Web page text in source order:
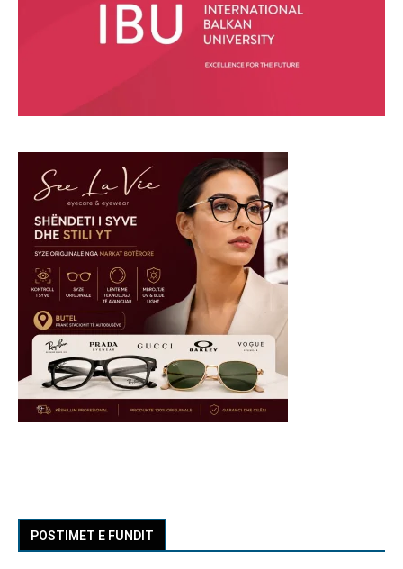
POSTIMET E FUNDIT